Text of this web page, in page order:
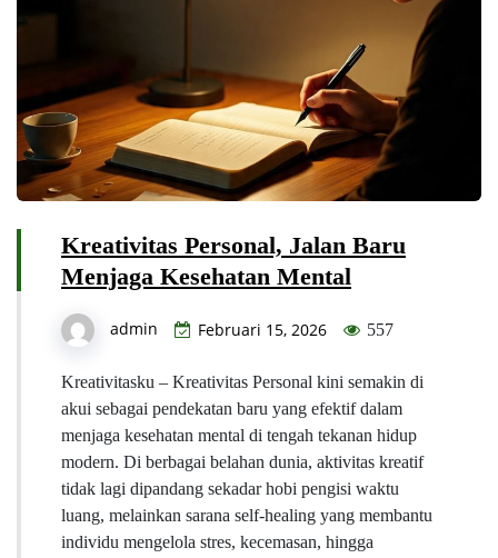
Kreativitas Personal, Jalan Baru
Menjaga Kesehatan Mental
admin Februari 15, 2026 557
Kreativitasku – Kreativitas Personal kini semakin di
akui sebagai pendekatan baru yang efektif dalam
menjaga kesehatan mental di tengah tekanan hidup
modern. Di berbagai belahan dunia, aktivitas kreatif
tidak lagi dipandang sekadar hobi pengisi waktu
luang, melainkan sarana self-healing yang membantu
individu mengelola stres, kecemasan, hingga